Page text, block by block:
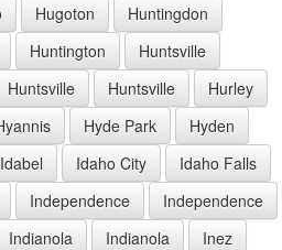
Hugoton
Huntingdon
Huntington
Huntsville
Huntsville Huntsville
Hurley
Hyde Park
Hyden
Idabel Idaho City
Idaho Falls
Independence
Independence
Indianola Indianola
Inez